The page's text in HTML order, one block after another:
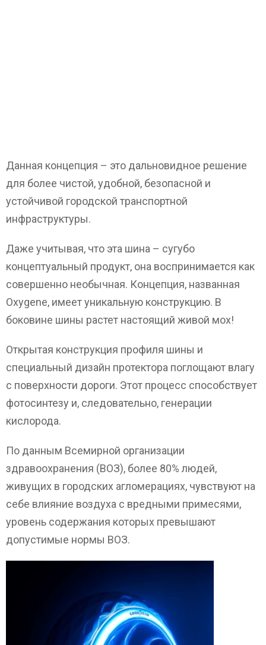
Данная концепция – это дальновидное решение
для более чистой, удобной, безопасной и
устойчивой городской транспортной
инфраструктуры.
Даже учитывая, что эта шина – сугубо
концептуальный продукт, она воспринимается как
совершенно необычная. Концепция, названная
Oxygene, имеет уникальную конструкцию. В
боковине шины растет настоящий живой мох!
Открытая конструкция профиля шины и
специальный дизайн протектора поглощают влагу
с поверхности дороги. Этот процесс способствует
фотосинтезу и, следовательно, генерации
кислорода.
По данным Всемирной организации
здравоохранения (ВОЗ), более 80% людей,
живущих в городских агломерациях, чувствуют на
себе влияние воздуха с вредными примесями,
уровень содержания которых превышают
допустимые нормы ВОЗ.